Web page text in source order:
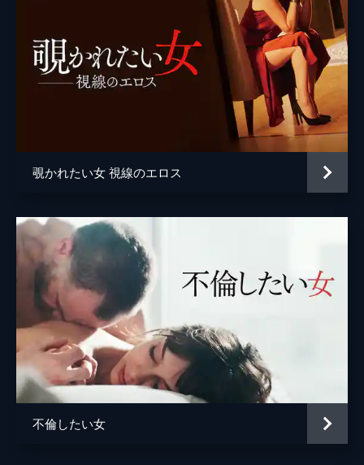
覗かれたい女 視線のエロス
不倫したい女